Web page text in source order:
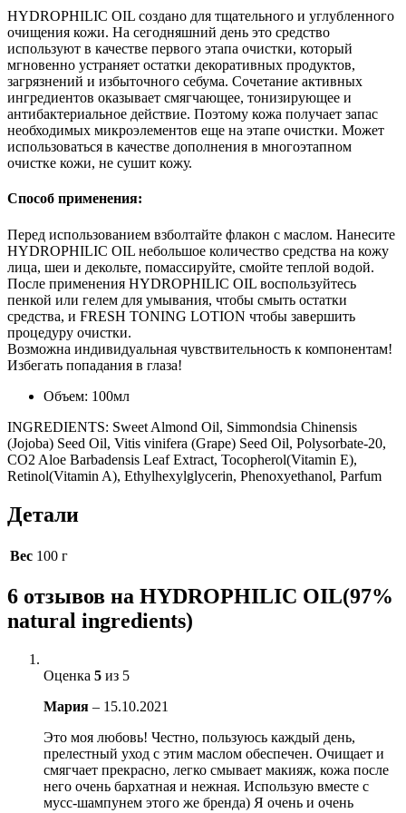
HYDROPHILIC OIL создано для тщательного и углубленного
очищения кожи. На сегодняшний день это средство
используют в качестве первого этапа очистки, который
мгновенно устраняет остатки декоративных продуктов,
загрязнений и избыточного себума. Сочетание активных
ингредиентов оказывает смягчающее, тонизирующее и
антибактериальное действие. Поэтому кожа получает запас
необходимых микроэлементов еще на этапе очистки. Может
использоваться в качестве дополнения в многоэтапном
очистке кожи, не сушит кожу.
Способ применения:
Перед использованием взболтайте флакон с маслом. Нанесите
HYDROPHILIC OIL небольшое количество средства на кожу
лица, шеи и декольте, помассируйте, смойте теплой водой.
После применения HYDROPHILIC OIL воспользуйтесь
пенкой или гелем для умывания, чтобы смыть остатки
средства, и FRESH TONING LOTION чтобы завершить
процедуру очистки.
Возможна индивидуальная чувствительность к компонентам!
Избегать попадания в глаза!
Объем: 100мл
INGREDIENTS: Sweet Almond Oil, Simmondsia Chinensis
(Jojoba) Seed Oil, Vitis vinifera (Grape) Seed Oil, Polysorbate-20,
CO2 Aloe Barbadensis Leaf Extract, Tocopherol(Vitamin Е),
Retinol(Vitamin A), Ethylhexylglycerin, Phenoxyethanol, Parfum
Детали
Вес 100 г
6 отзывов на HYDROPHILIC OIL(97%
natural ingredients)
Оценка 5 из 5
Мария – 15.10.2021
Это моя любовь! Честно, пользуюсь каждый день,
прелестный уход с этим маслом обеспечен. Очищает и
смягчает прекрасно, легко смывает макияж, кожа после
него очень бархатная и нежная. Использую вместе с
мусс-шампунем этого же бренда) Я очень и очень